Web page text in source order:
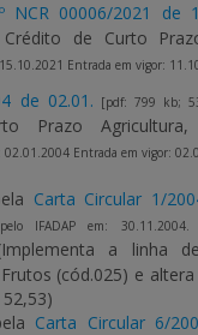
NCR 00006/2021 de
de Curto
Entrada em vigor:
de 02.01. [pdf: 799 kb;
Prazo Agricultura,
02.01.2004 Entrada em vigor:
Carta Circular 1/
IFADAP em:
a linha
(cód.025) e
Carta Circular 6/